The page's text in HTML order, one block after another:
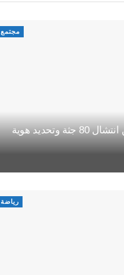
مجتمع
سلطات سبتة تعلن انتشال 80 جثة وتحديد هوية
رياضة